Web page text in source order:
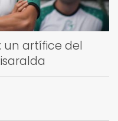
un artífice del